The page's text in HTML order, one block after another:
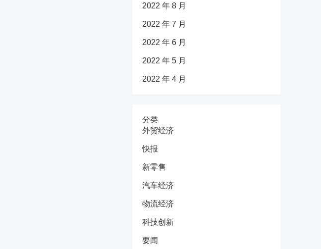
2022 年 8 月
2022 年 7 月
2022 年 6 月
2022 年 5 月
2022 年 4 月
分类
外贸经济
快报
新零售
汽车经济
物流经济
科技创新
要闻